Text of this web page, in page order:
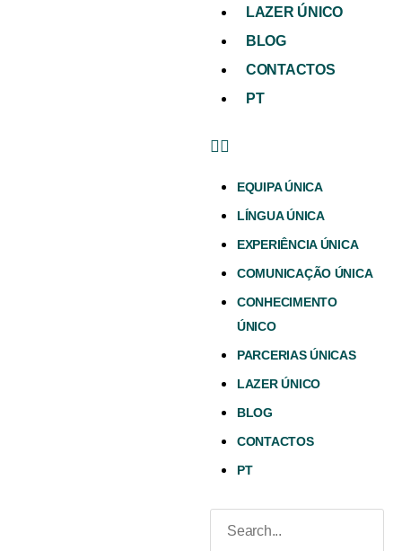
LAZER ÚNICO
BLOG
CONTACTOS
PT
EQUIPA ÚNICA
LÍNGUA ÚNICA
EXPERIÊNCIA ÚNICA
COMUNICAÇÃO ÚNICA
CONHECIMENTO
ÚNICO
PARCERIAS ÚNICAS
LAZER ÚNICO
BLOG
CONTACTOS
PT